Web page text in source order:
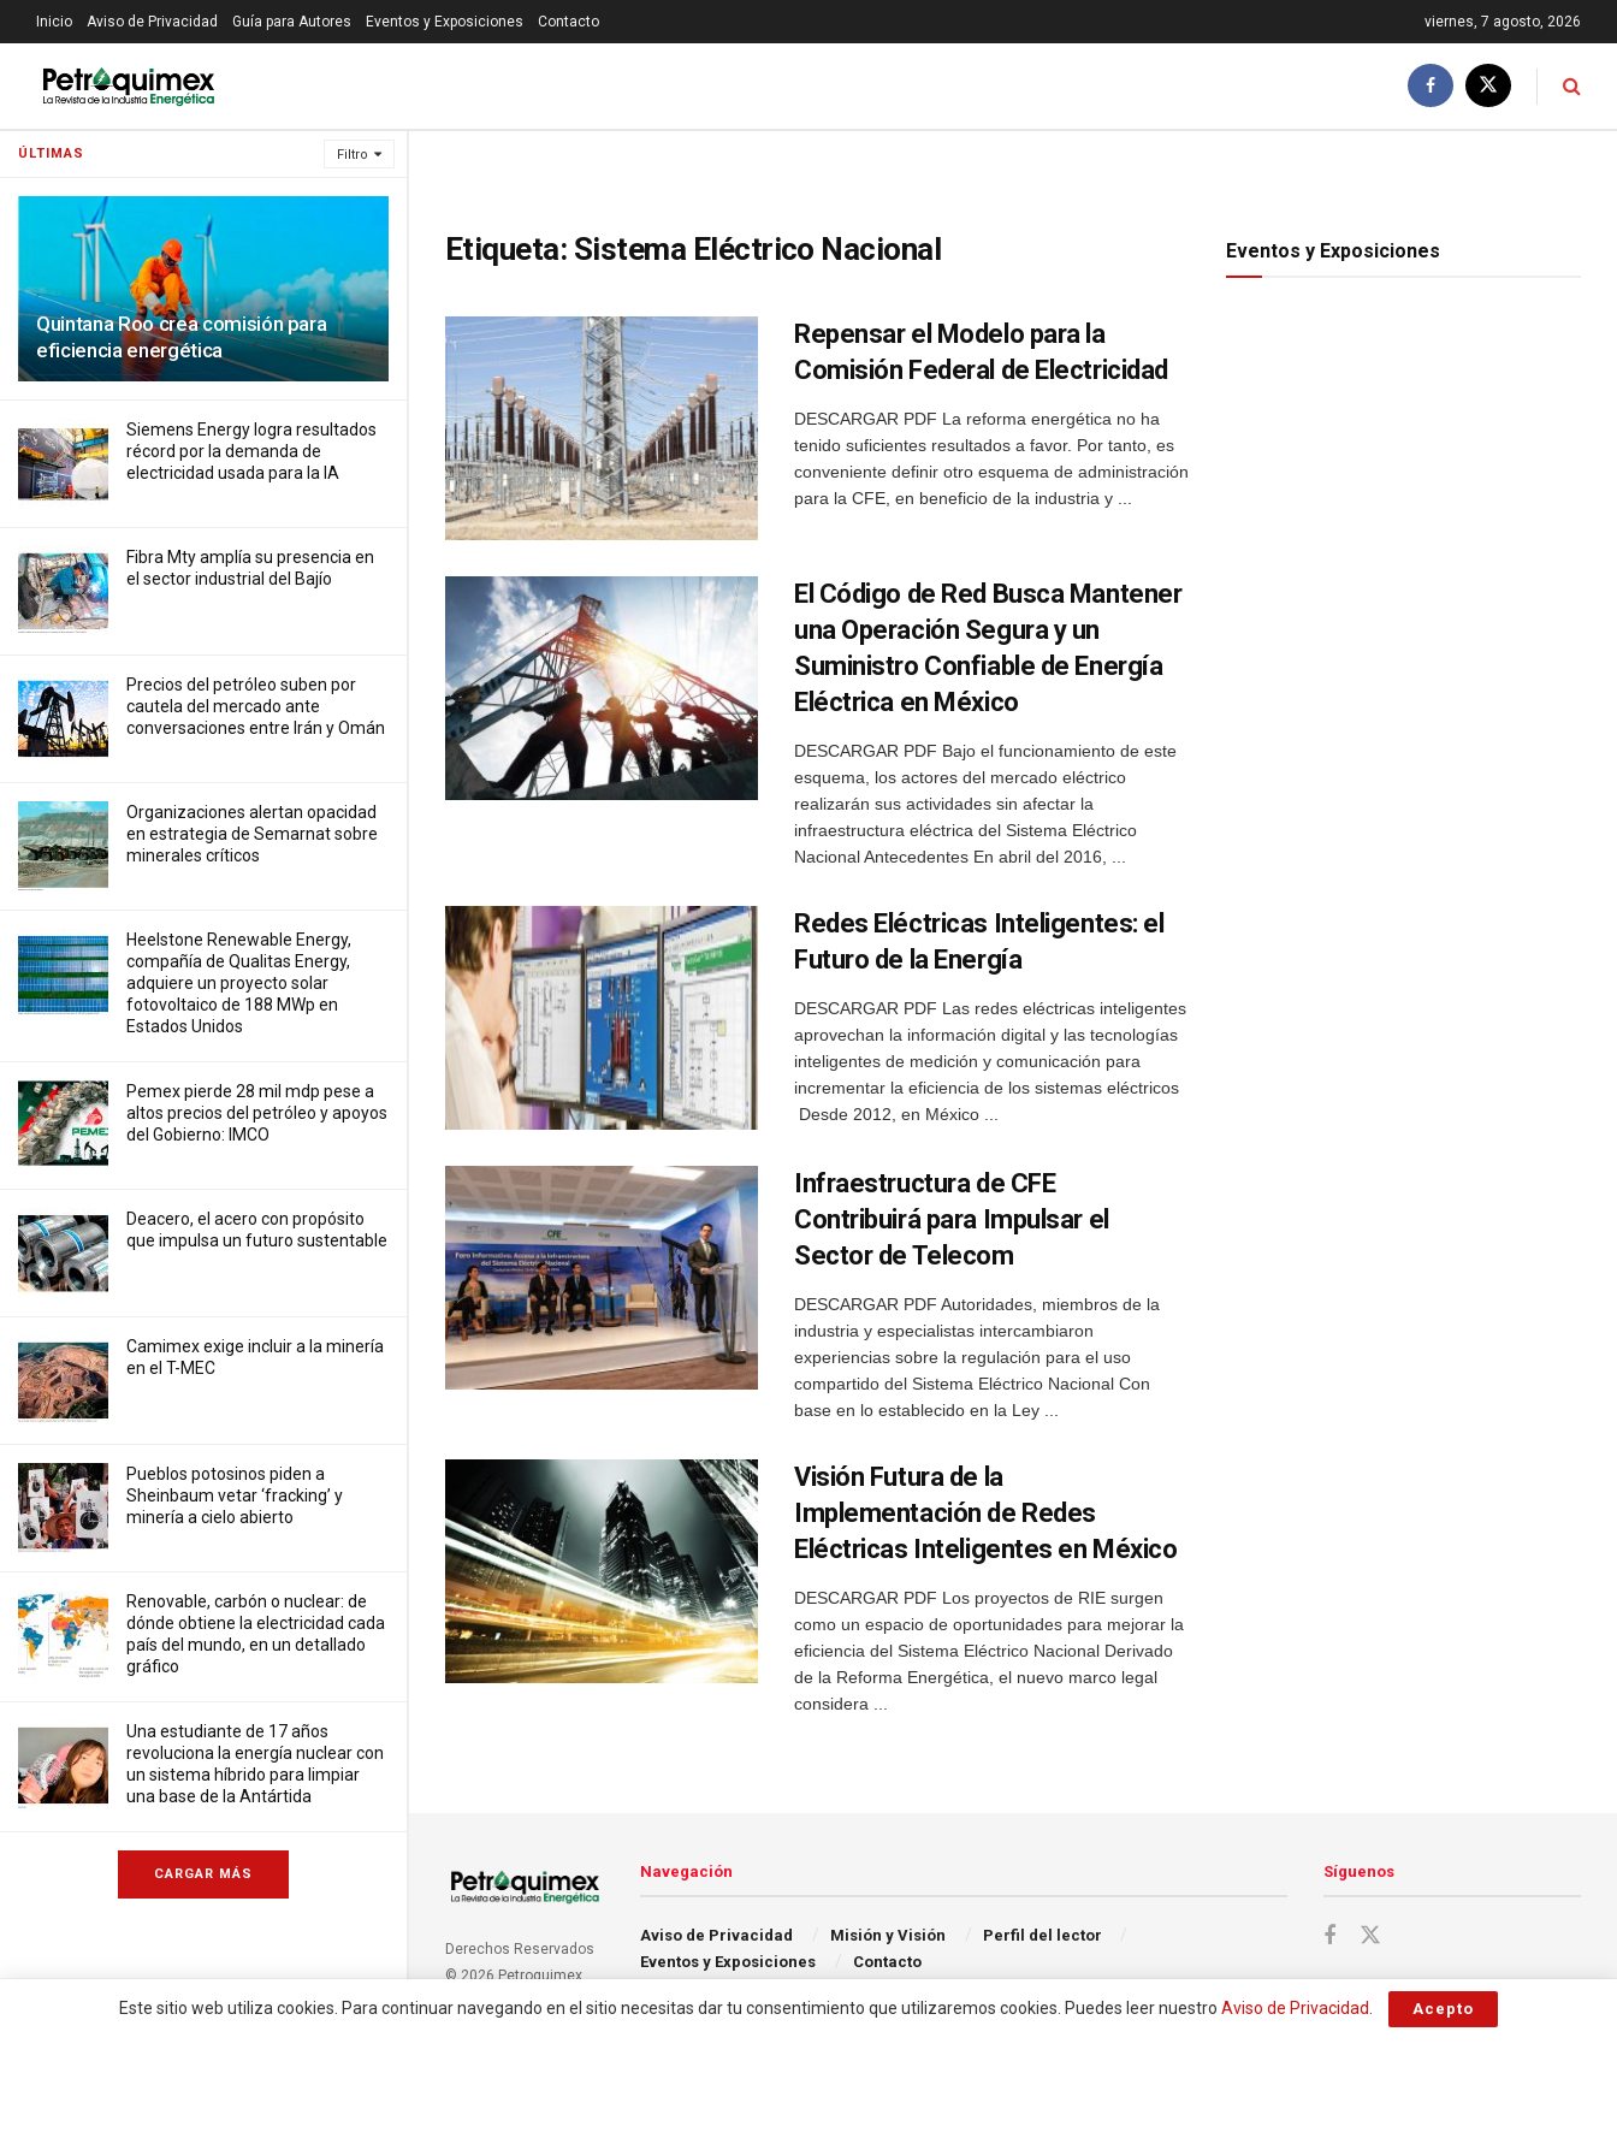
ÚLTIMAS Filtro
Quintana Roo crea comisión para
eficiencia energética
Siemens Energy logra resultados
récord por la demanda de
electricidad usada para la IA
Fibra Mty amplía su presencia en
el sector industrial del Bajío
Precios ⁠del petróleo suben por
cautela del mercado ante
conversaciones entre Irán y Omán
Organizaciones alertan opacidad
en estrategia de Semarnat sobre
minerales críticos
Heelstone Renewable Energy,
compañía de Qualitas Energy,
adquiere un proyecto solar
fotovoltaico de 188 MWp en
Estados Unidos
Pemex pierde 28 mil mdp pese a
altos precios del petróleo y apoyos
del Gobierno: IMCO
Deacero, el acero con propósito
que impulsa un futuro sustentable
Camimex exige incluir a la minería
en el T-MEC
Pueblos potosinos piden a
Sheinbaum vetar ‘fracking’ y
minería a cielo abierto
Renovable, carbón o nuclear: de
dónde obtiene la electricidad cada
país del mundo, en un detallado
gráfico
Una estudiante de 17 años
revoluciona la energía nuclear con
un sistema híbrido para limpiar
una base de la Antártida
CARGAR MÁS
Inicio Aviso de Privacidad Guía para Autores Eventos y Exposiciones Contacto viernes, 7 agosto, 2026
Etiqueta: Sistema Eléctrico Nacional
Repensar el Modelo para la
Comisión Federal de Electricidad
DESCARGAR PDF La reforma energética no ha
tenido suficientes resultados a favor. Por tanto, es
conveniente definir otro esquema de administración
para la CFE, en beneficio de la industria y ...
El Código de Red Busca Mantener
una Operación Segura y un
Suministro Confiable de Energía
Eléctrica en México
DESCARGAR PDF Bajo el funcionamiento de este
esquema, los actores del mercado eléctrico
realizarán sus actividades sin afectar la
infraestructura eléctrica del Sistema Eléctrico
Nacional Antecedentes En abril del 2016, ...
Redes Eléctricas Inteligentes: el
Futuro de la Energía
DESCARGAR PDF Las redes eléctricas inteligentes
aprovechan la información digital y las tecnologías
inteligentes de medición y comunicación para
incrementar la eficiencia de los sistemas eléctricos
Desde 2012, en México ...
Infraestructura de CFE
Contribuirá para Impulsar el
Sector de Telecom
DESCARGAR PDF Autoridades, miembros de la
industria y especialistas intercambiaron
experiencias sobre la regulación para el uso
compartido del Sistema Eléctrico Nacional Con
base en lo establecido en la Ley ...
Visión Futura de la
Implementación de Redes
Eléctricas Inteligentes en México
DESCARGAR PDF Los proyectos de RIE surgen
como un espacio de oportunidades para mejorar la
eficiencia del Sistema Eléctrico Nacional Derivado
de la Reforma Energética, el nuevo marco legal
considera ...
Eventos y Exposiciones
Derechos Reservados
© 2026 Petroquimex.
Navegación
Aviso de Privacidad Misión y Visión
Perfil del lector
Eventos y Exposiciones
Contacto
Síguenos
Este sitio web utiliza cookies. Para continuar navegando en el sitio necesitas dar tu consentimiento que utilizaremos cookies. Puedes leer nuestro Aviso de Privacidad Acepto